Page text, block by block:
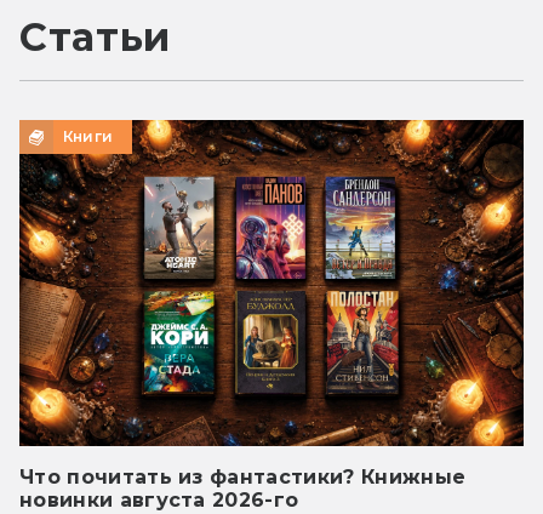
Статьи
Книги
Что почитать из фантастики? Книжные
новинки августа 2026-го